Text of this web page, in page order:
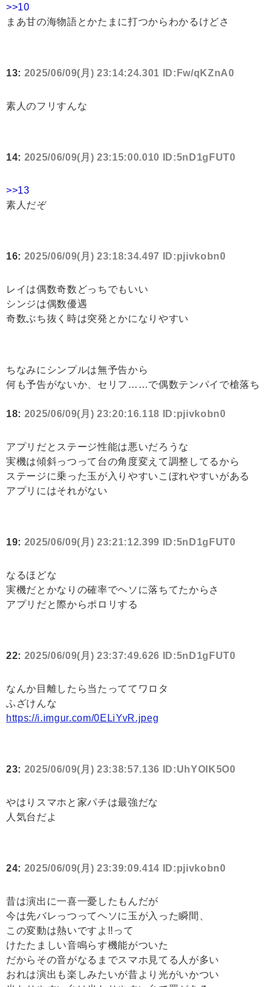
>>10
まあ甘の海物語とかたまに打つからわかるけどさ
13: 2025/06/09(月) 23:14:24.301 ID:Fw/qKZnA0
素人のフリすんな
14: 2025/06/09(月) 23:15:00.010 ID:5nD1gFUT0
>>13
素人だぞ
16: 2025/06/09(月) 23:18:34.497 ID:pjivkobn0
レイは偶数奇数どっちでもいい
シンジは偶数優遇
奇数ぶち抜く時は突発とかになりやすい
ちなみにシンプルは無予告から
何も予告がないか、セリフ……で偶数テンパイで槍落ち
18: 2025/06/09(月) 23:20:16.118 ID:pjivkobn0
アプリだとステージ性能は悪いだろうな
実機は傾斜っつって台の角度変えて調整してるから
ステージに乗った玉が入りやすいこぼれやすいがある
アプリにはそれがない
19: 2025/06/09(月) 23:21:12.399 ID:5nD1gFUT0
なるほどな
実機だとかなりの確率でヘソに落ちてたからさ
アプリだと際からポロリする
22: 2025/06/09(月) 23:37:49.626 ID:5nD1gFUT0
なんか目離したら当たっててワロタ
ふざけんな
https://i.imgur.com/0ELiYvR.jpeg
23: 2025/06/09(月) 23:38:57.136 ID:UhYOIK5O0
やはりスマホと家パチは最強だな
人気台だよ
24: 2025/06/09(月) 23:39:09.414 ID:pjivkobn0
昔は演出に一喜一憂したもんだが
今は先バレっつってヘソに玉が入った瞬間、
この変動は熱いですよ!!って
けたたましい音鳴らす機能がついた
だからその音がなるまでスマホ見てる人が多い
おれは演出も楽しみたいが昔より光がいかつい